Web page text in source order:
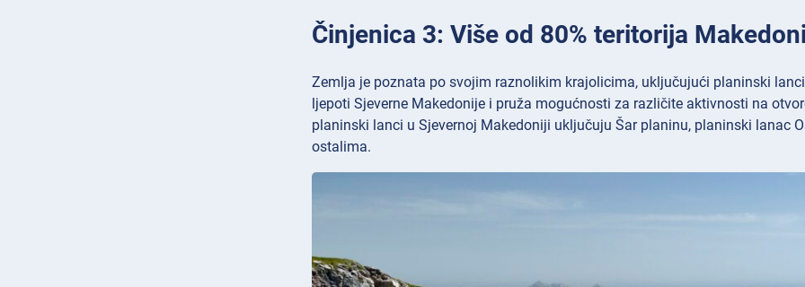
Činjenica 3: Više od 80% teritorija
Zemlja je poznata po svojim raznolikim krajolicima, uključujući planinski
ljepoti Sjeverne Makedonije i pruža mogućnosti za različite aktivnosti na
planinski lanci u Sjevernoj Makedoniji uključuju Šar planinu, planinski lanac
ostalima.